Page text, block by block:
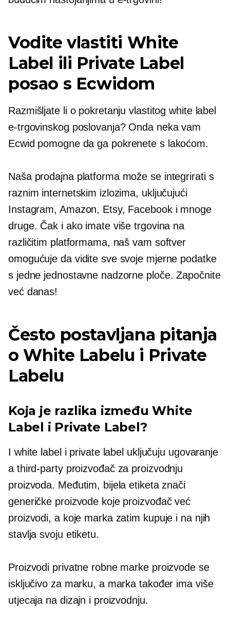
Vodite vlastiti White
Label ili Private Label
posao s Ecwidom
Razmišljate li o pokretanju vlastitog white label
e-trgovinskog poslovanja? Onda neka vam
Ecwid pomogne da ga pokrenete s lakoćom.
Naša prodajna platforma može se integrirati s
raznim internetskim izlozima, uključujući
Instagram, Amazon, Etsy, Facebook i mnoge
druge. Čak i ako imate više trgovina na
različitim platformama, naš vam softver
omogućuje da vidite sve svoje mjerne podatke
s jedne jednostavne nadzorne ploče. Započnite
već danas!
Često postavljana pitanja
o White Labelu i Private
Labelu
Koja je razlika između White
Label i Private Label?
I white label i private label uključuju ugovaranje
a third-partyproizvođač za proizvodnju
proizvoda. Međutim, bijela etiketa znači
generičke proizvode koje proizvođač već
proizvodi, a koje marka zatim kupuje i na njih
stavlja svoju etiketu.
Proizvodi privatne robne marke proizvode se
isključivo za marku, a marka također ima više
utjecaja na dizajn i proizvodnju.